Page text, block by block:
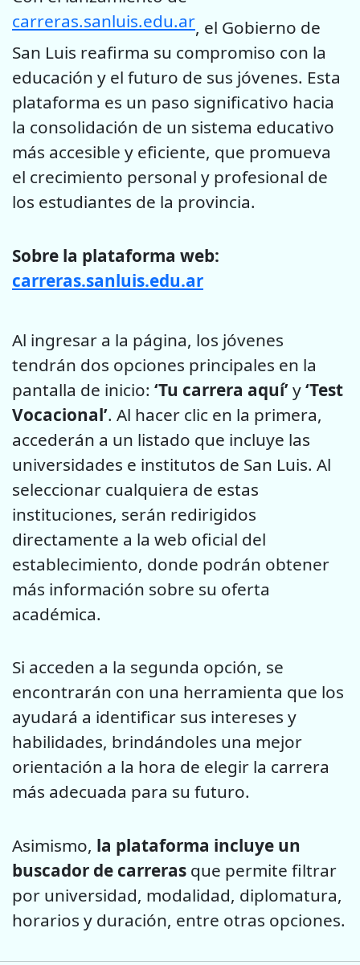
carreras.sanluis.edu.ar, el Gobierno de
San Luis reafirma su compromiso con la
educación y el futuro de sus jóvenes. Esta
plataforma es un paso significativo hacia
la consolidación de un sistema educativo
más accesible y eficiente, que promueva
el crecimiento personal y profesional de
los estudiantes de la provincia.
Sobre la plataforma web:
carreras.sanluis.edu.ar
Al ingresar a la página, los jóvenes
tendrán dos opciones principales en la
pantalla de inicio: ‘Tu carrera aquí’y‘Test
Vocacional’. Al hacer clic en la primera,
accederán a un listado que incluye las
universidades e institutos de San Luis. Al
seleccionar cualquiera de estas
instituciones, serán redirigidos
directamente a la web oficial del
establecimiento, donde podrán obtener
más información sobre su oferta
académica.
Si acceden a la segunda opción, se
encontrarán con una herramienta que los
ayudará a identificar sus intereses y
habilidades, brindándoles una mejor
orientación a la hora de elegir la carrera
más adecuada para su futuro.
Asimismo, la plataforma incluye un
buscador de carreras que permite filtrar
por universidad, modalidad, diplomatura,
horarios y duración, entre otras opciones.